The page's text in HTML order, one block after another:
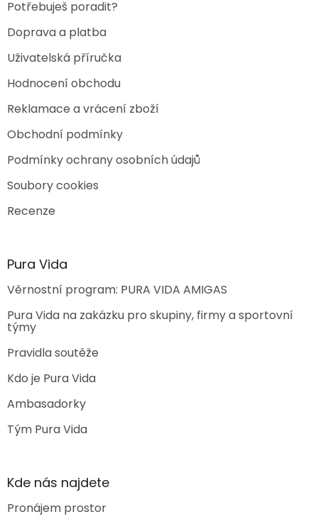
Potřebuješ poradit?
Doprava a platba
Uživatelská příručka
Hodnocení obchodu
Reklamace a vrácení zboží
Obchodní podmínky
Podmínky ochrany osobních údajů
Soubory cookies
Recenze
Pura Vida
Věrnostní program: PURA VIDA AMIGAS
Pura Vida na zakázku pro skupiny, firmy a sportovní
týmy
Pravidla soutěže
Kdo je Pura Vida
Ambasadorky
Tým Pura Vida
Kde nás najdete
Pronájem prostor